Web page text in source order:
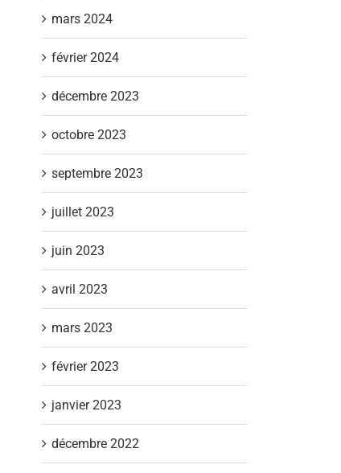
mars 2024
février 2024
décembre 2023
octobre 2023
septembre 2023
juillet 2023
juin 2023
avril 2023
mars 2023
février 2023
janvier 2023
décembre 2022